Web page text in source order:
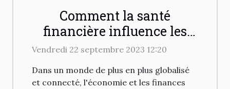
Comment la santé
financière influence les
investissements
Vendredi 22 septembre 2023 12:20
Dans un monde de plus en plus globalisé
et connecté, l'économie et les finances